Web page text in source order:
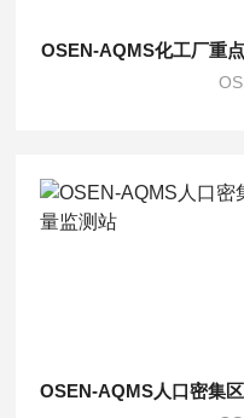
OSEN-AQMS化工厂重